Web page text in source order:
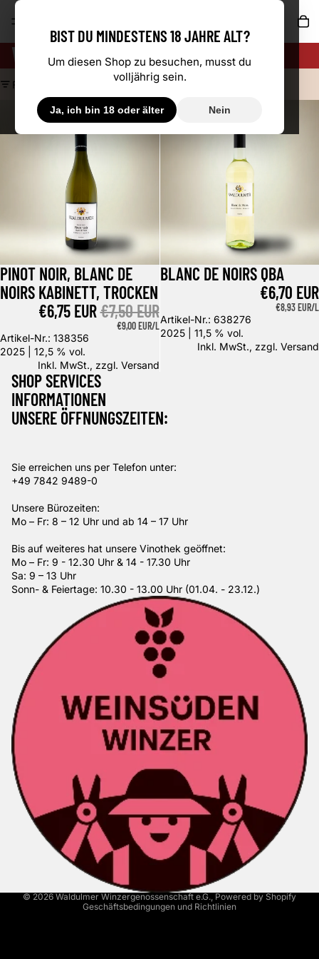
WEISS BLANC DE NOIRS
FILTERN
Pinot Noir, Blanc de Noirs Kabinett, trocken
Angebot
PINOT NOIR, BLANC DE
NOIRS KABINETT, TROCKEN
ANGEBOTSPREIS
€6,75 EURNORMALER PREIS
€7,50 EUR
GRUNDPREIS
€9,00 EUR/L
Artikel-Nr.: 138356
2025 | 12,5 % vol.
Inkl. MwSt., zzgl. Versand
Blanc de Noirs QbA
BLANC DE NOIRS QBA
€6,70 EUR
GRUNDPREIS
€8,93 EUR/L
Artikel-Nr.: 638276
2025 | 11,5 % vol.
Inkl. MwSt., zzgl. Versand
SHOP SERVICES
INFORMATIONEN
UNSERE ÖFFNUNGSZEITEN:
Sie erreichen uns per Telefon unter:
+49 7842 9489-0
Unsere Bürozeiten:
Mo – Fr: 8 – 12 Uhr und ab 14 – 17 Uhr
Bis auf weiteres hat unsere Vinothek geöffnet:
Mo – Fr: 9 - 12.30 Uhr & 14 - 17.30 Uhr
Sa: 9 – 13 Uhr
Sonn- & Feiertage: 10.30 - 13.00 Uhr (01.04. - 23.12.)
© 2026Waldulmer Winzergenossenschaft e.G., Powered by Shopify
Geschäftsbedingungen und Richtlinien
Kontaktinformationen
Versand
AGB
Widerrufsrecht
Datenschutzerklärung
BIST DU MINDESTENS 18 JAHRE ALT?
Um diesen Shop zu besuchen, musst du
volljährig sein.
Ja, ich bin 18 oder älter Nein